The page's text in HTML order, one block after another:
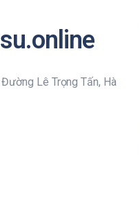
Lê Trọng Tấn, Hà